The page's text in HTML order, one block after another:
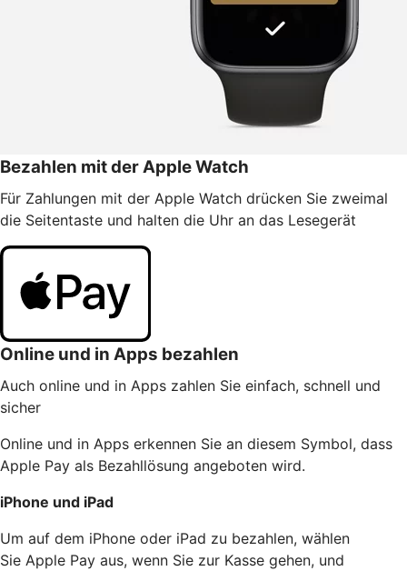
Bezahlen mit der Apple Watch
Für Zahlungen mit der Apple Watch drücken Sie zweimal
die Seitentaste und halten die Uhr an das Lesegerät
Online und in Apps bezahlen
Auch online und in Apps zahlen Sie einfach, schnell und
sicher
Online und in Apps erkennen Sie an diesem Symbol, dass
Apple Pay als Bezahllösung angeboten wird.
iPhone und iPad
Um auf dem iPhone oder iPad zu bezahlen, wählen
Sie Apple Pay aus, wenn Sie zur Kasse gehen, und